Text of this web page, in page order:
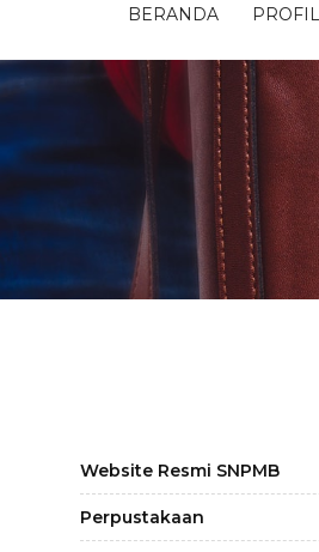
BERANDA PROFIL
Website Resmi SNPMB
Perpustakaan